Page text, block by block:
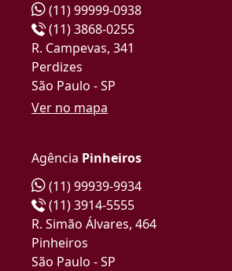
(11) 99999-0938
(11) 3868-0255
R. Campevas, 341
Perdizes
São Paulo - SP
Ver no mapa
Agência Pinheiros
(11) 99939-9934
(11) 3914-5555
R. Simão Álvares, 464
Pinheiros
São Paulo - SP